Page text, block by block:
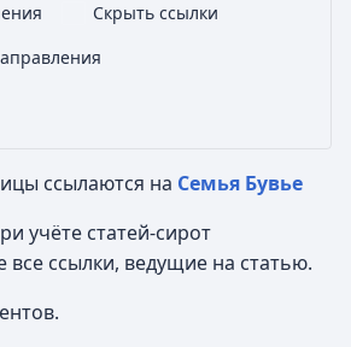
Скрыть ссылки
ссылаются на Семья Бувье
учёте статей-сирот
все ссылки, ведущие на статью.